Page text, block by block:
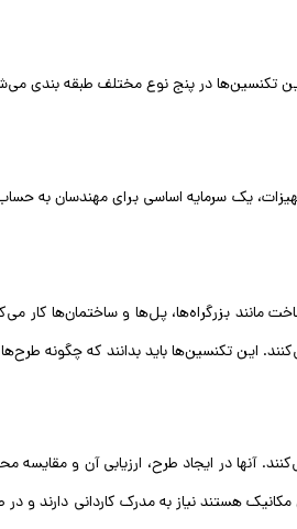
تکنسین‌ها در پنج نوع مختلف طبقه بندی
یک سرمایه اساسی برای مهندسان به
بزرگراه‌ها، پل‌ها و ساختمان‌ها کار
این تکنسین‌ها باید بدانند که چگونه طرح‌ها
آنها در ایجاد طرح، ارزیابی آن و
هستند نیاز به مدرک کاردانی